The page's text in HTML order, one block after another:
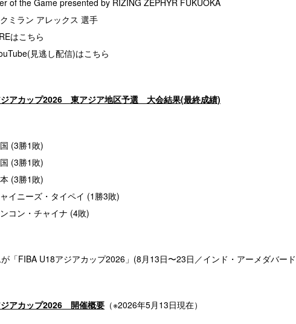
of the Game presented by RIZING ZEPHYR FUKUOKA
ミラン アレックス 選手
はこちら
見逃し配信)はこちら
アカップ2026 東アジア地区予選 大会結果(最終成績)
勝1敗)
(3勝1敗)
(3勝1敗)
ニーズ・タイペイ (1勝3敗)
ン・チャイナ (4敗)
「FIBA U18アジアカップ2026」(8月13日〜23日／インド・アーメダバー
アカップ2026 開催概要 （※2026年5月13日現在）